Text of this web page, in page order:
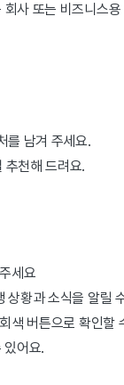
사 또는 비즈니스
를 남겨 주세요.
추천해 드려요.
세요
상황과 소식을 알릴
색 버튼으로 확인할
있어요.